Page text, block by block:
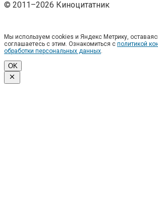
© 2011–2026 Киноцитатник
Мы используем cookies и Яндекс Метрику,
соглашаетесь с этим. Ознакомиться с политикой
обработки персональных данных.
OK